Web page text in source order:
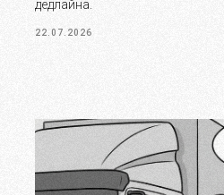
дедлайна.
22.07.2026